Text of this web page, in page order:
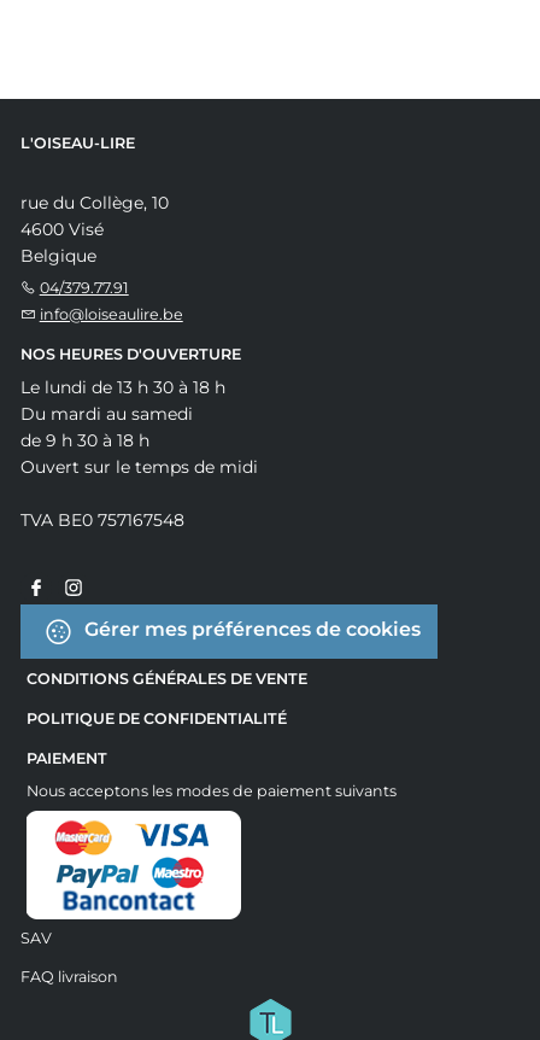
L'OISEAU-LIRE
rue du Collège, 10
4600 Visé
Belgique
04/379.77.91
info@loiseaulire.be
NOS HEURES D'OUVERTURE
Le lundi de 13 h 30 à 18 h
Du mardi au samedi
de 9 h 30 à 18 h
Ouvert sur le temps de midi
TVA BE0 757167548
Gérer mes préférences de cookies
CONDITIONS GÉNÉRALES DE VENTE
POLITIQUE DE CONFIDENTIALITÉ
PAIEMENT
Nous acceptons les modes de paiement suivants
SAV
FAQ livraison